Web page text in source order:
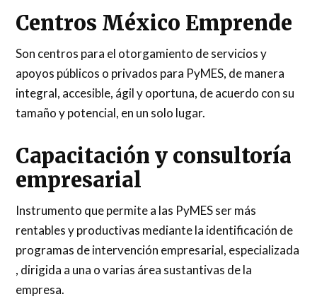
Centros México Emprende
Son centros para el otorgamiento de servicios y
apoyos públicos o privados para PyMES, de manera
integral, accesible, ágil y oportuna, de acuerdo con su
tamaño y potencial, en un solo lugar.
Capacitación y consultoría
empresarial
Instrumento que permite a las PyMES ser más
rentables y productivas mediante la identificación de
programas de intervención empresarial, especializada
, dirigida a una o varias área sustantivas de la
empresa.